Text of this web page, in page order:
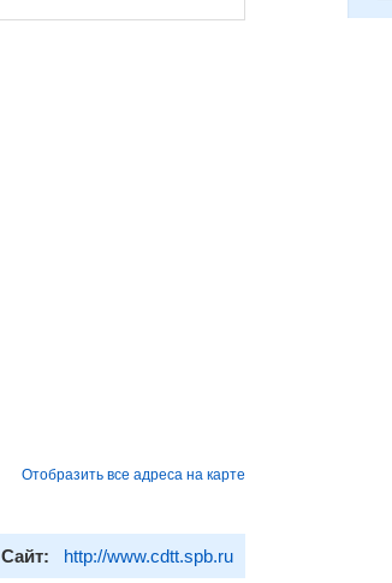
Отобразить все адреса на карте
Сайт: http://www.cdtt.spb.ru